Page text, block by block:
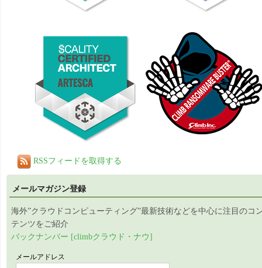
RSSフィードを取得する
メールマガジン登録
海外”クラウドコンピューティング”最新技術などを中心に注目のコ
テンツをご紹介
バックナンバー [climbクラウド・ナウ]